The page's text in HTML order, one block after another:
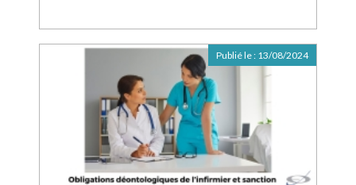
Publié le : 13/08/2024